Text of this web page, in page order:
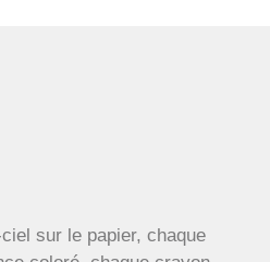
sur le papier, chaque